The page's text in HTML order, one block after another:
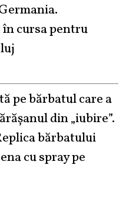
cursa pentru
pe bărbatul care a
din „iubire”.
bărbatului
cu spray pe